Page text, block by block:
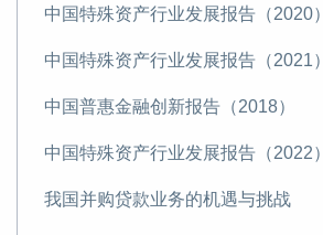
中国特殊资产行业发展报告（2020）
中国特殊资产行业发展报告（2021）
中国普惠金融创新报告（2018）
中国特殊资产行业发展报告（2022）
我国并购贷款业务的机遇与挑战